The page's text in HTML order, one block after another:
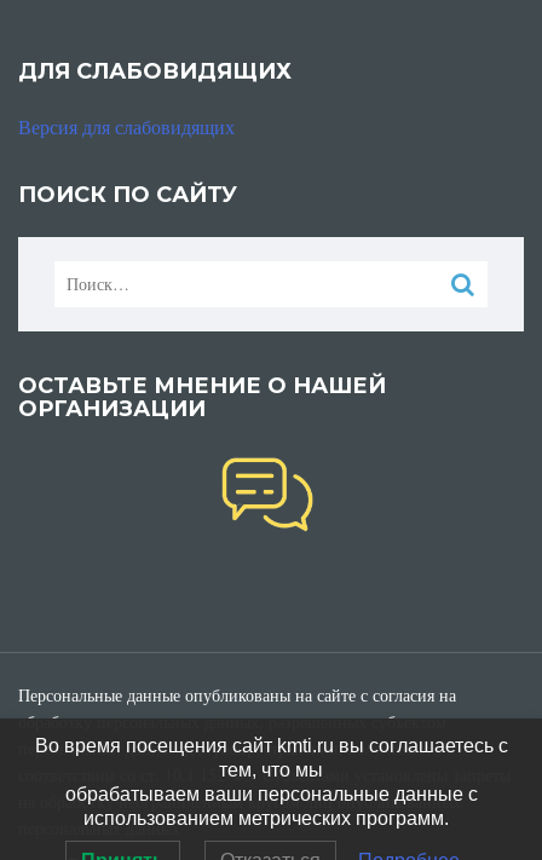
ДЛЯ СЛАБОВИДЯЩИХ
Версия для слабовидящих
ПОИСК ПО САЙТУ
Найти:
ОСТАВЬТЕ МНЕНИЕ О НАШЕЙ
ОРГАНИЗАЦИИ
Персональные данные опубликованы на сайте с согласия на
обработку персональных данных, разрешенных субъектом
персональных данных для распространения, полученного в
соответствии со ст. 10.1 152-ФЗ. Субъектами установлены запреты
на обработку неограниченным кругом лиц опубликованных
персональных данных
Во время посещения сайт kmti.ru вы соглашаетесь с
тем, что мы
обрабатываем ваши персональные данные с
использованием метрических программ.